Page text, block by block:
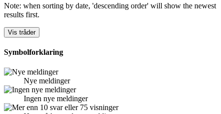
Note: when sorting by date, 'descending order' will show the newest
results first.
Symbolforklaring
Nye meldinger
Ingen nye meldinger